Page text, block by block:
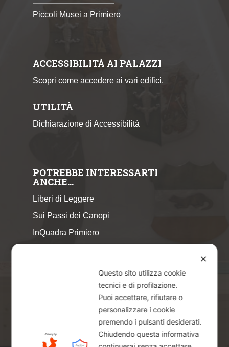
Piccoli Musei a Primiero
ACCESSIBILITÀ AI PALAZZI
Scopri come accedere ai vari edifici.
UTILITÀ
Dichiarazione di Accessibilità
POTREBBE INTERESSARTI
ANCHE…
Liberi di Leggere
Sui Passi dei Canopi
InQuadra Primiero
Libretto Eventi – estate 2026
✕
Questo sito utilizza cookie
tecnici e di profilazione.
Puoi accettare, rifiutare o
personalizzare i cookie
premendo i pulsanti desiderati.
Chiudendo questa informativa